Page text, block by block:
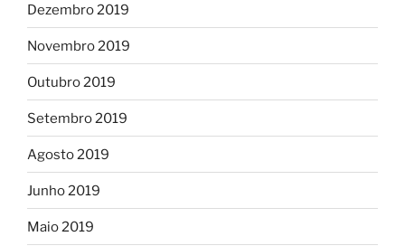
Dezembro 2019
Novembro 2019
Outubro 2019
Setembro 2019
Agosto 2019
Junho 2019
Maio 2019